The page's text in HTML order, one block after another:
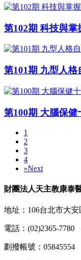
第102期 科技與
第101期 九型人格
第100期 大腦保健
1
2
3
4
»Next
財團法人天主教康泰
地址：106台北市大
電話：(02)2365-
劃撥帳號：